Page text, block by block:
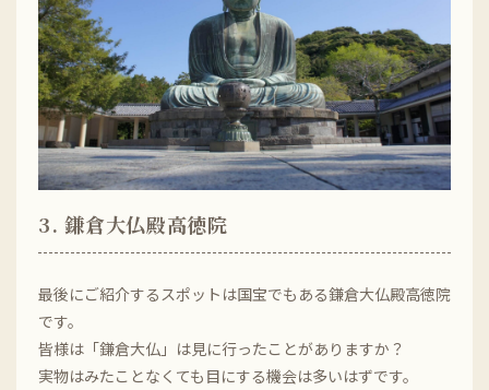
3. 鎌倉大仏殿高徳院
最後にご紹介するスポットは国宝でもある鎌倉大仏殿高徳院
です。
皆様は「鎌倉大仏」は見に行ったことがありますか？
実物はみたことなくても目にする機会は多いはずです。